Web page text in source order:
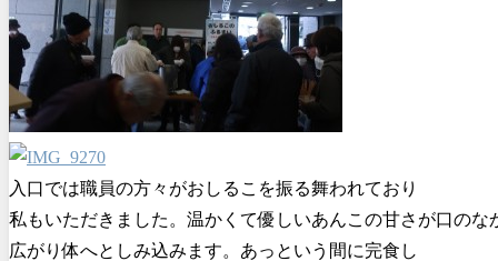
入口では職員の方々がおしるこを振る舞われており
私もいただきました。温かくて優しいあんこの甘さが口のな
広がり体へとしみ込みます。あっという間に完食し